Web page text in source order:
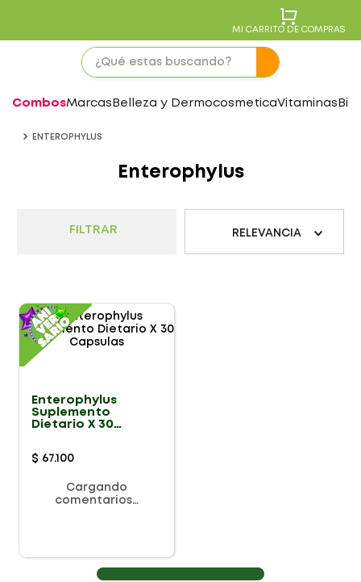
MI CARRITO DE COMPRAS
CombosMarcas Belleza y DermocosmeticaVitaminas
ENTEROPHYLUS
Enterophylus
FILTRAR RELEVANCIA
Enterophylus
Suplemento
Dietario X 30
$ 67.100
Cargando
comentarios…